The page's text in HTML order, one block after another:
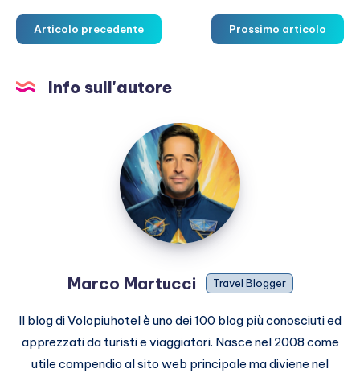
Articolo precedente Prossimo articolo
Info sull'autore
Marco
Martucci
Marco Martucci Travel Blogger
Il blog di Volopiuhotel è uno dei 100 blog più conosciuti ed
apprezzati da turisti e viaggiatori. Nasce nel 2008 come
utile compendio al sito web principale ma diviene nel